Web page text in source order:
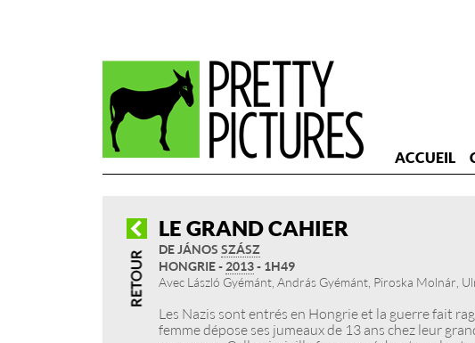
ACCUEIL
LE GRAND CAHIER
DE JÁNOS SZÁSZ
HONGRIE - 2013- 1H49
Avec László Gyémánt, András Gyémánt, Piroska Molnár,
Les Nazis sont entrés en Hongrie et la guerre fait
femme dépose ses jumeaux de 13 ans chez leur